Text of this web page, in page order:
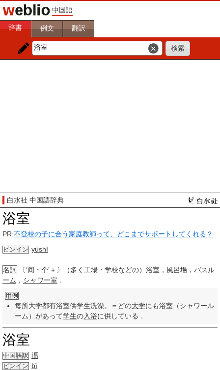
中国語
辞書 例文 翻訳
白水社 中国語辞典
浴室
PR:不登校の子に合う家庭教師って、どこまでサポートしてくれる？
ピンイン yùshì
名詞 〔‘间 ・ 个’＋〕（多く 工場 ・ 学校などの）浴室， 風呂場 ， バスル
ーム ， シャワー室 ．
用例
每所大学都有浴室供学生洗澡。＝どの大学にも浴室（シャワール
ーム）があって学生の入浴に供している．
浴室
中国語訳 湢
ピンイン bì